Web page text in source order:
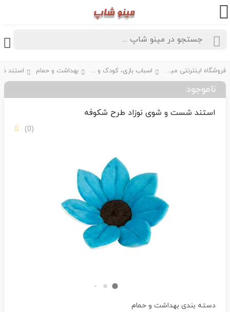
فروشگاه اینترنتی مینو شاپ اسباب بازی، کودک و نوزاد بهداشت و حمام
ناموجود
استند شست و شوی نوزاد طرح شکوفه
(0)
دسته بندی بهداشت و حمام